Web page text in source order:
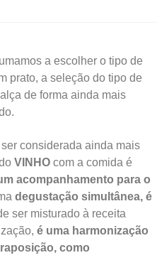
a escolher o tipo de
prato, a seleção do tipo de
de forma ainda mais
considerada ainda mais
VINHO com a comida é
acompanhamento para o
degustação simultânea, é
ser misturado à receita
é uma harmonização
como